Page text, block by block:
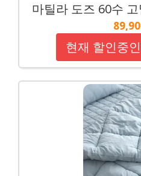
마틸라 도즈 60수
현재 할인중